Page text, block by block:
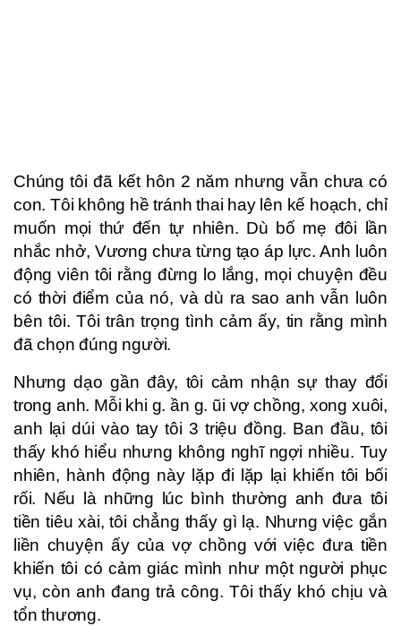
Chúng tôi đã kết hôn 2 năm nhưng vẫn chưa có
con. Tôi không hề tránh thai hay lên kế hoạch, chỉ
muốn mọi thứ đến tự nhiên. Dù bố mẹ đôi lần
nhắc nhở, Vương chưa từng tạo áp lực. Anh luôn
động viên tôi rằng đừng lo lắng, mọi chuyện đều
có thời điểm của nó, và dù ra sao anh vẫn luôn
bên tôi. Tôi trân trọng tình cảm ấy, tin rằng mình
đã chọn đúng người.
Nhưng dạo gần đây, tôi cảm nhận sự thay đổi
trong anh. Mỗi khi g. ần g. ũi vợ chồng, xong xuôi,
anh lại dúi vào tay tôi 3 triệu đồng. Ban đầu, tôi
thấy khó hiểu nhưng không nghĩ ngợi nhiều. Tuy
nhiên, hành động này lặp đi lặp lại khiến tôi bối
rối. Nếu là những lúc bình thường anh đưa tôi
tiền tiêu xài, tôi chẳng thấy gì lạ. Nhưng việc gắn
liền chuyện ấy của vợ chồng với việc đưa tiền
khiến tôi có cảm giác mình như một người phục
vụ, còn anh đang trả công. Tôi thấy khó chịu và
tổn thương.